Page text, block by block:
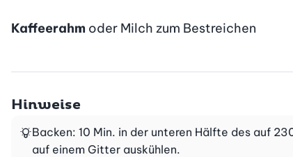
Kaffeerahm oder Milch zum Bestreichen
Hinweise
Backen: 10 Min. in der unteren Hälfte des auf
auf einem Gitter auskühlen.